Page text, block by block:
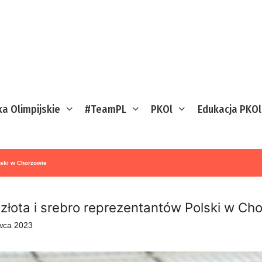
Olimpijskie #TeamPL PKOl Edukacja PKOl
w Chorzowie
i srebro reprezentantów Polski w
2023